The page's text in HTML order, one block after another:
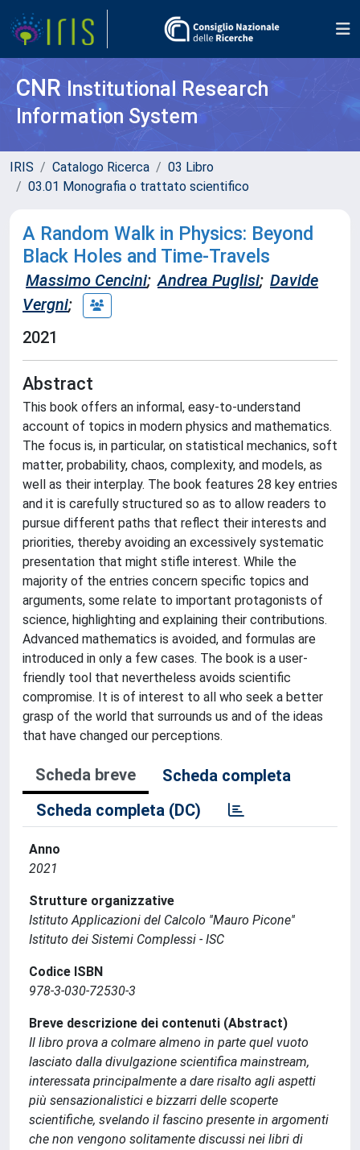
CNR Institutional Research
Information System
IRIS Catalogo Ricerca
03 Libro
03.01 Monografia o trattato scientifico
A Random Walk in Physics: Beyond
Black Holes and Time-Travels
Massimo Cencini; Andrea Puglisi; Davide
Vergni;
2021
Abstract
This book offers an informal, easy-to-understand
account of topics in modern physics and mathematics.
The focus is, in particular, on statistical mechanics, soft
matter, probability, chaos, complexity, and models, as
well as their interplay. The book features 28 key entries
and it is carefully structured so as to allow readers to
pursue different paths that reflect their interests and
priorities, thereby avoiding an excessively systematic
presentation that might stifle interest. While the
majority of the entries concern specific topics and
arguments, some relate to important protagonists of
science, highlighting and explaining their contributions.
Advanced mathematics is avoided, and formulas are
introduced in only a few cases. The book is a user-
friendly tool that nevertheless avoids scientific
compromise. It is of interest to all who seek a better
grasp of the world that surrounds us and of the ideas
that have changed our perceptions.
Scheda breve
Scheda completa
Scheda completa (DC)
Anno
2021
Strutture organizzative
Istituto Applicazioni del Calcolo ''Mauro Picone''
Istituto dei Sistemi Complessi - ISC
Codice ISBN
978-3-030-72530-3
Breve descrizione dei contenuti (Abstract)
Il libro prova a colmare almeno in parte quel vuoto
lasciato dalla divulgazione scientifica mainstream,
interessata principalmente a dare risalto agli aspetti
più sensazionalistici e bizzarri delle scoperte
scientifiche, svelando il fascino presente in argomenti
che non vengono solitamente discussi nei libri di